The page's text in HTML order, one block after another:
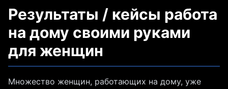
Результаты / кейсы работа
на дому своими руками
для женщин
Множество женщин, работающих на дому, уже